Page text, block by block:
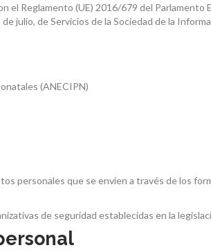
el Reglamento (UE) 2016/679 del Parlamento
julio, de Servicios de la Sociedad de la
(ANECIPN)
personales que se envíen a través de los
de seguridad establecidas en la